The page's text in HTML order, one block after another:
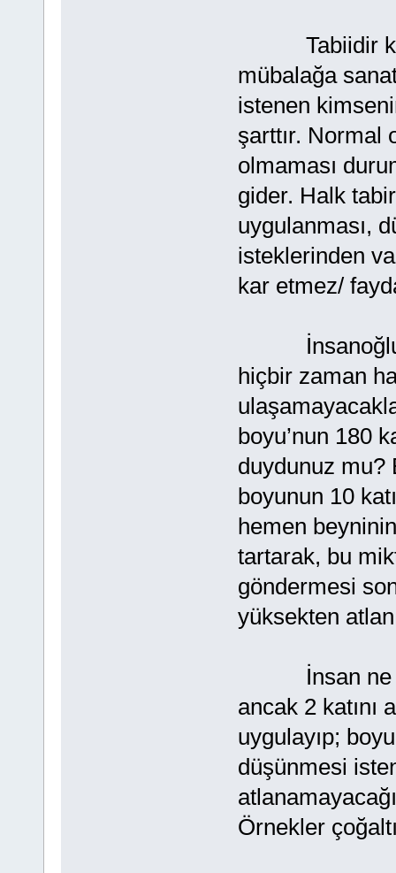
Tabiidir ki,
mübalağa
istenen
şarttır. Normal
olmaması
gider. Halk
uygulanması,
isteklerinden
kar etmez/
İnsanoğlu
hiçbir zaman
boyu’nun 180
duydunuz mu?
boyunun 10
hemen
tartarak, bu
göndermesi
yüksekten
İnsan ne
ancak 2 katını
uygulayıp;
düşünmesi
Örnekler